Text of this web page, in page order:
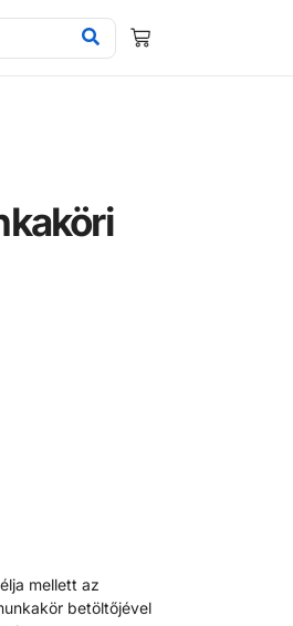
mellett az
betöltőjével